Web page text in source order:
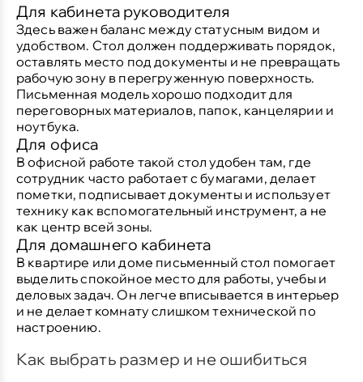
Для кабинета руководителя
Здесь важен баланс между статусным видом и
удобством. Стол должен поддерживать порядок,
оставлять место под документы и не превращать
рабочую зону в перегруженную поверхность.
Письменная модель хорошо подходит для
переговорных материалов, папок, канцелярии и
ноутбука.
Для офиса
В офисной работе такой стол удобен там, где
сотрудник часто работает с бумагами, делает
пометки, подписывает документы и использует
технику как вспомогательный инструмент, а не
как центр всей зоны.
Для домашнего кабинета
В квартире или доме письменный стол помогает
выделить спокойное место для работы, учебы и
деловых задач. Он легче вписывается в интерьер
и не делает комнату слишком технической по
настроению.
Как выбрать размер и не ошибиться